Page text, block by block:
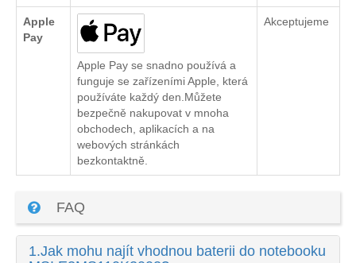
Apple
Pay
Apple Pay se snadno používá a
funguje se zařízeními Apple, která
používáte každý den.Můžete
bezpečně nakupovat v mnoha
obchodech, aplikacích a na
webových stránkách
bezkontaktně.
Akceptujeme
FAQ
1.Jak mohu najít vhodnou baterii do notebooku